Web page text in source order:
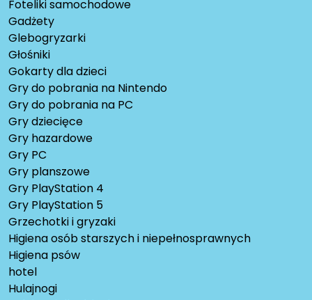
Foteliki samochodowe
Gadżety
Glebogryzarki
Głośniki
Gokarty dla dzieci
Gry do pobrania na Nintendo
Gry do pobrania na PC
Gry dziecięce
Gry hazardowe
Gry PC
Gry planszowe
Gry PlayStation 4
Gry PlayStation 5
Grzechotki i gryzaki
Higiena osób starszych i niepełnosprawnych
Higiena psów
hotel
Hulajnogi